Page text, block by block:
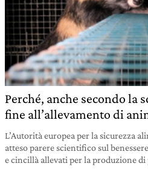
Perché, anche secondo la
fine all’allevamento di
L’Autorità europea per la sicurezza
atteso parere scientifico sul
e cincillà allevati per la produzione di